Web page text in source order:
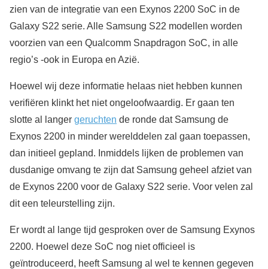
zien van de integratie van een Exynos 2200 SoC in de
Galaxy S22 serie. Alle Samsung S22 modellen worden
voorzien van een Qualcomm Snapdragon SoC, in alle
regio’s -ook in Europa en Azië.
Hoewel wij deze informatie helaas niet hebben kunnen
verifiëren klinkt het niet ongeloofwaardig. Er gaan ten
slotte al langer geruchten de ronde dat Samsung de
Exynos 2200 in minder werelddelen zal gaan toepassen,
dan initieel gepland. Inmiddels lijken de problemen van
dusdanige omvang te zijn dat Samsung geheel afziet van
de Exynos 2200 voor de Galaxy S22 serie. Voor velen zal
dit een teleurstelling zijn.
Er wordt al lange tijd gesproken over de Samsung Exynos
2200. Hoewel deze SoC nog niet officieel is
geïntroduceerd, heeft Samsung al wel te kennen gegeven